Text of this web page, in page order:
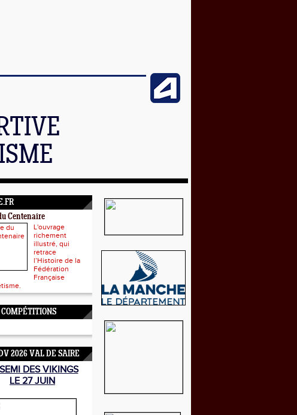
Centenaire
L'ouvrage
richement
illustré, qui
retrace
l’Histoire de la
Fédération
Française
COMPÉTITIONS
2026 VAL DE SAIRE
DES VIKINGS
LE 27 JUIN